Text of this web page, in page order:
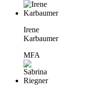
Irene
Karbaumer
MFA